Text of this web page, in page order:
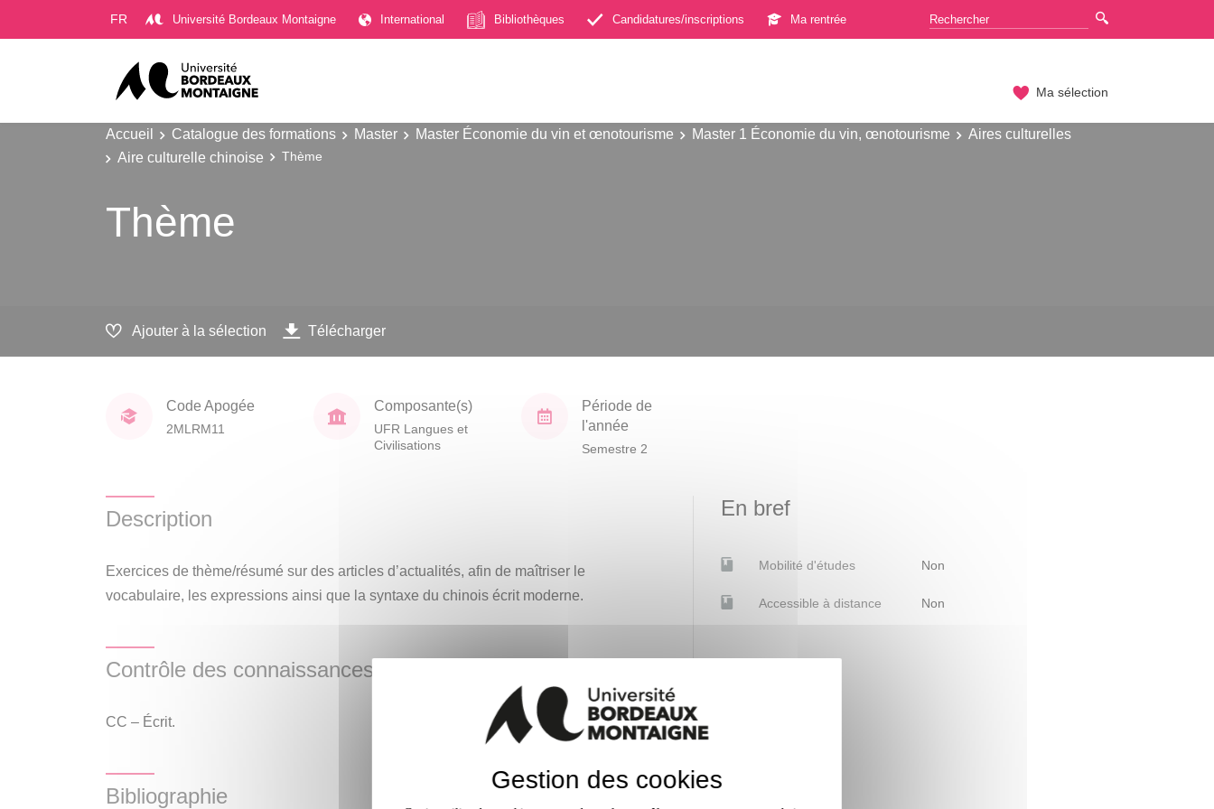
FR Université Bordeaux Montaigne International Bibliothèques Candidatures/inscriptions Ma rentrée
Ma sélection
Accueil Catalogue des formations Master Master Économie du vin et œnotourisme Master 1 Économie du vin, œnotourisme
Aires culturelles
Aire culturelle chinoise
Thème
Thème
Ajouter à la sélection Télécharger
Code Apogée
2MLRM11
Composante(s)
UFR Langues et
Civilisations
Période de
l'année
Semestre 2
Description
Exercices de thème/résumé sur des articles d’actualités, afin de maîtriser le
vocabulaire, les expressions ainsi que la syntaxe du chinois écrit moderne.
Contrôle des connaissances
CC – Écrit.
Bibliographie
En bref
Mobilité d'études Non
Accessible à distance Non
Gestion des cookies